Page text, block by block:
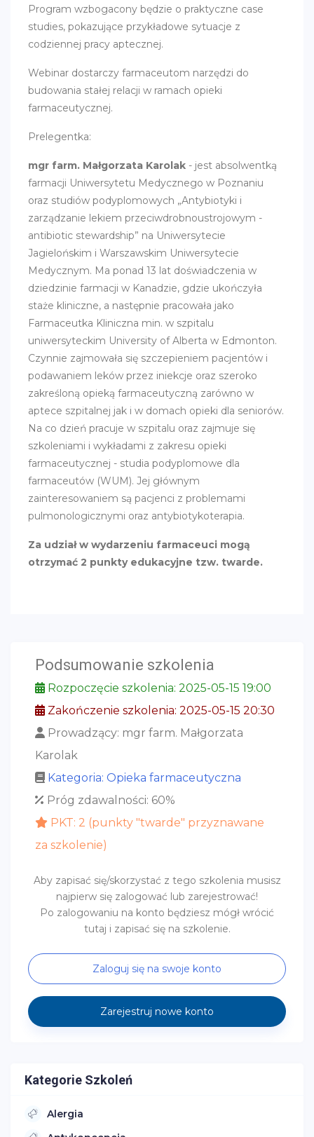
Program wzbogacony będzie o praktyczne case
studies, pokazujące przykładowe sytuacje z
codziennej pracy aptecznej.
Webinar dostarczy farmaceutom narzędzi do
budowania stałej relacji w ramach opieki
farmaceutycznej.
Prelegentka:
mgr farm. Małgorzata Karolak - jest absolwentką
farmacji Uniwersytetu Medycznego w Poznaniu
oraz studiów podyplomowych „Antybiotyki i
zarządzanie lekiem przeciwdrobnoustrojowym -
antibiotic stewardship” na Uniwersytecie
Jagielońskim i Warszawskim Uniwersytecie
Medycznym. Ma ponad 13 lat doświadczenia w
dziedzinie farmacji w Kanadzie, gdzie ukończyła
staże kliniczne, a następnie pracowała jako
Farmaceutka Kliniczna min. w szpitalu
uniwersyteckim University of Alberta w Edmonton.
Czynnie zajmowała się szczepieniem pacjentów i
podawaniem leków przez iniekcje oraz szeroko
zakreśloną opieką farmaceutyczną zarówno w
aptece szpitalnej jak i w domach opieki dla seniorów.
Na co dzień pracuje w szpitalu oraz zajmuje się
szkoleniami i wykładami z zakresu opieki
farmaceutycznej - studia podyplomowe dla
farmaceutów (WUM). Jej głównym
zainteresowaniem są pacjenci z problemami
pulmonologicznymi oraz antybiotykoterapia.
Za udział w wydarzeniu farmaceuci mogą
otrzymać 2 punkty edukacyjne tzw. twarde.
Podsumowanie szkolenia
Rozpoczęcie szkolenia: 2025-05-15 19:00
Zakończenie szkolenia: 2025-05-15 20:30
Prowadzący: mgr farm. Małgorzata
Karolak
Kategoria: Opieka farmaceutyczna
Próg zdawalności: 60%
PKT: 2 (punkty "twarde" przyznawane
za szkolenie)
Aby zapisać się/skorzystać z tego szkolenia musisz
najpierw się zalogować lub zarejestrować!
Po zalogowaniu na konto będziesz mógł wrócić
tutaj i zapisać się na szkolenie.
Zaloguj się na swoje konto
Zarejestruj nowe konto
Kategorie Szkoleń
Alergia